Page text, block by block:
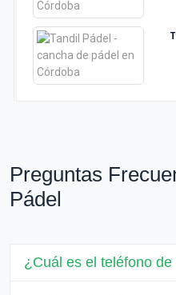
Preguntas
Pádel
¿Cuál es el teléfono de